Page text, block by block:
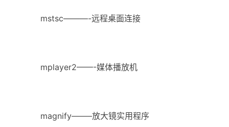
mstsc———-远程桌面连接
mplayer2——-媒体播放机
magnify——–放大镜实用程序